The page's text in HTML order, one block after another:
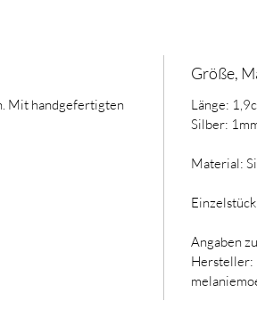
Mit handgefertigten
Größe,
Länge:
Silber:
Material:
Einzelstück
Angaben
Hersteller: